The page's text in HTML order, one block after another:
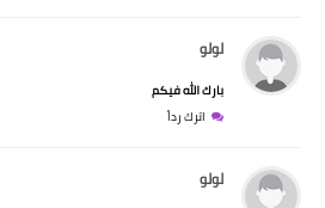
لولو
بارك الله فيكم
اترك رداً
لولو